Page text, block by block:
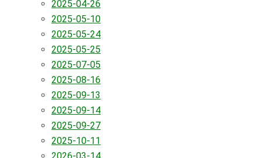
2025-04-26
2025-05-10
2025-05-24
2025-05-25
2025-07-05
2025-08-16
2025-09-13
2025-09-14
2025-09-27
2025-10-11